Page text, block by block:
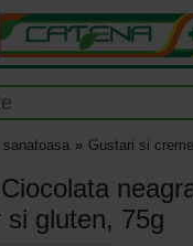
sanatoasa Gustari si
gluten, 75g